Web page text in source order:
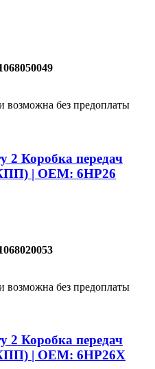
возможна без предоплаты
2 Коробка передач
| OEM: 6HP26
возможна без предоплаты
2 Коробка передач
| OEM: 6HP26X